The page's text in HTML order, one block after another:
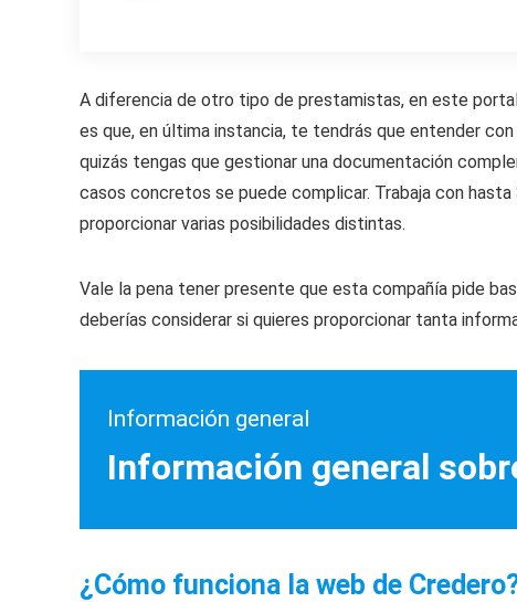
A diferencia de otro tipo de prestamistas, en este
es que, en última instancia, te tendrás que entender
quizás tengas que gestionar una documentación
casos concretos se puede complicar. Trabaja con
proporcionar varias posibilidades distintas.
Vale la pena tener presente que esta compañía pide
deberías considerar si quieres proporcionar tanta
Información general
Información general
¿Cómo funciona la web de